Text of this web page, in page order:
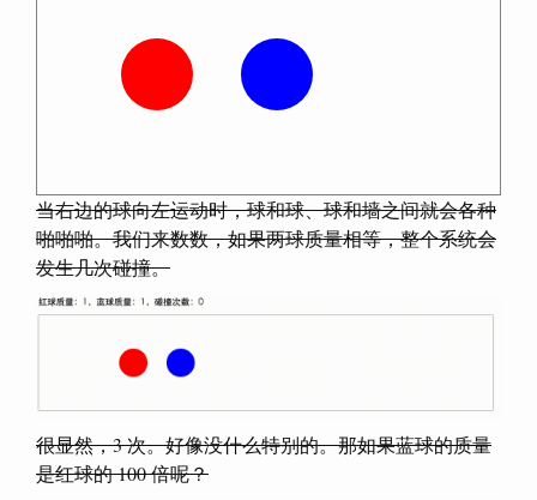
当右边的球向左运动时，球和球、球和墙之间就会各种
啪啪啪。我们来数数，如果两球质量相等，整个系统会
发生几次碰撞。
很显然，3 次。好像没什么特别的。那如果蓝球的质量
是红球的 100 倍呢？